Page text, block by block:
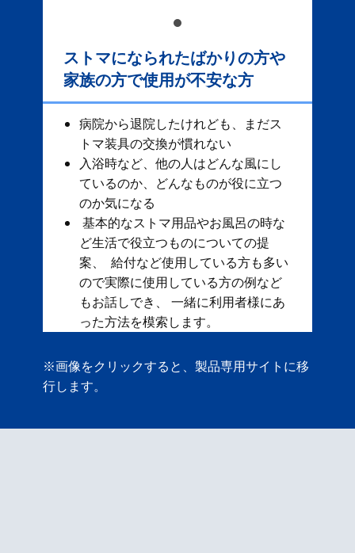
ストマになられたばかりの方や
家族の方で使用が不安な方
病院から退院したけれども、まだス
トマ装具の交換が慣れない
入浴時など、他の人はどんな風にし
ているのか、どんなものが役に立つ
のか気になる
基本的なストマ用品やお風呂の時な
ど生活で役立つものについての提
案、 給付など使用している方も多い
ので実際に使用している方の例など
もお話しでき、 一緒に利用者様にあ
った方法を模索します。
※画像をクリックすると、製品専用サイトに移
行します。